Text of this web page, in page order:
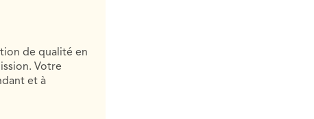
de qualité en
Votre
et à